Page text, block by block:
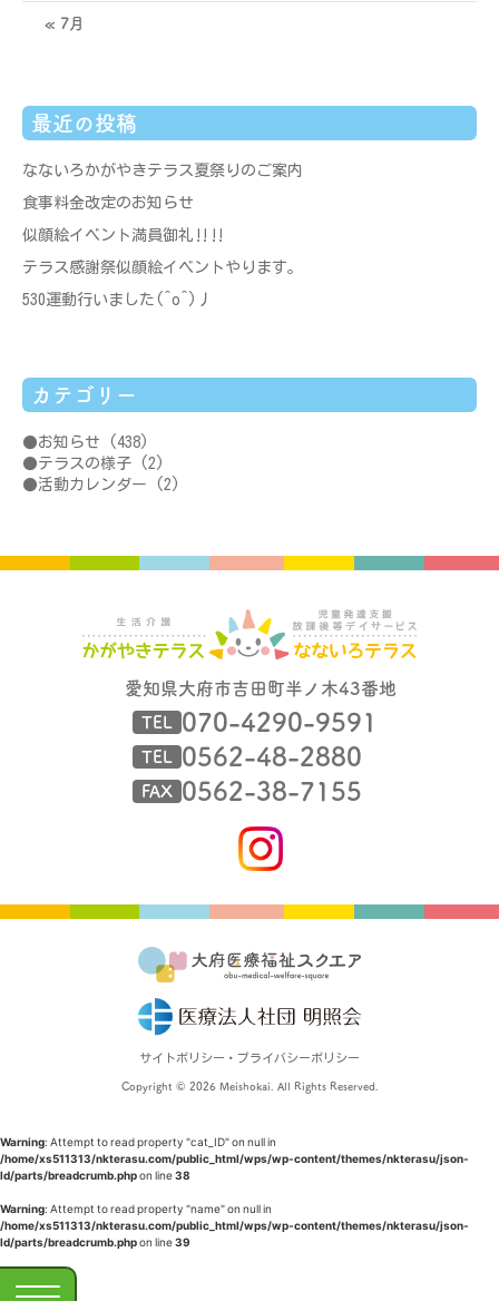
« 7月
最近の投稿
なないろかがやきテラス夏祭りのご案内
食事料金改定のお知らせ
似顔絵イベント満員御礼‼‼
テラス感謝祭似顔絵イベントやります。
530運動行いました(^o^)丿
カテゴリー
お知らせ (438)
テラスの様子 (2)
活動カレンダー (2)
愛知県大府市吉田町半ノ木43番地
TEL 070-4290-9591
TEL 0562-48-2880
FAX 0562-38-7155
サイトポリシー・プライバシーポリシー
Copyright © 2026 Meishokai. All Rights Reserved.
Warning: Attempt to read property "cat_ID" on null in
/home/xs511313/nkterasu.com/public_html/wps/wp-content/themes/nkterasu/json-
ld/parts/breadcrumb.phpon line38
Warning: Attempt to read property "name" on null in
/home/xs511313/nkterasu.com/public_html/wps/wp-content/themes/nkterasu/json-
ld/parts/breadcrumb.phpon line39